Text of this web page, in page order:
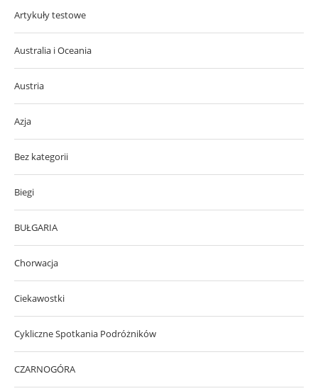
Artykuły testowe
Australia i Oceania
Austria
Azja
Bez kategorii
Biegi
BUŁGARIA
Chorwacja
Ciekawostki
Cykliczne Spotkania Podróżników
CZARNOGÓRA